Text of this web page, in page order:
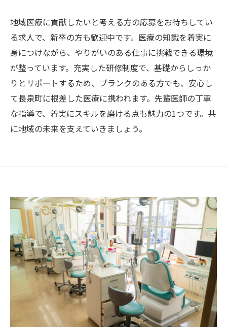
地域医療に貢献したいと考える方の応募をお待ちしてい
る求人で、新卒の方も歓迎中です。医療の知識を着実に
身につけながら、やりがいのある仕事に挑戦できる環境
が整っています。充実した研修制度で、基礎からしっか
りとサポートするため、ブランクのある方でも、安心し
て長泉町に根差した医療に携われます。先輩医師の丁寧
な指導で、着実にスキルを磨ける点も魅力の1つです。共
に地域の未来を支えていきましょう。